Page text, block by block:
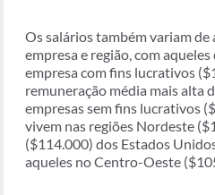
Os salários também variam
empresa e região, com
empresa com fins lucrativos
remuneração média mais alta
empresas sem fins lucrativos
vivem nas regiões Nordeste
($114.000) dos Estados
aqueles no Centro-Oeste